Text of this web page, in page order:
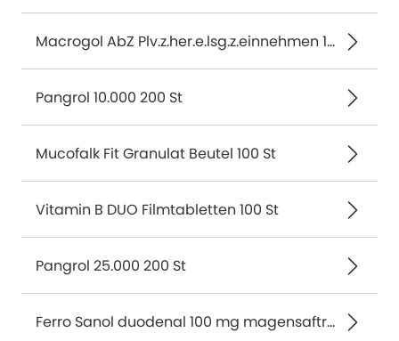
Macrogol AbZ Plv.z.her.e.lsg.z.einnehmen 100 St
Pangrol 10.000 200 St
Mucofalk Fit Granulat Beutel 100 St
Vitamin B DUO Filmtabletten 100 St
Pangrol 25.000 200 St
Ferro Sanol duodenal 100 mg magensaftresistente Kapseln 100 St